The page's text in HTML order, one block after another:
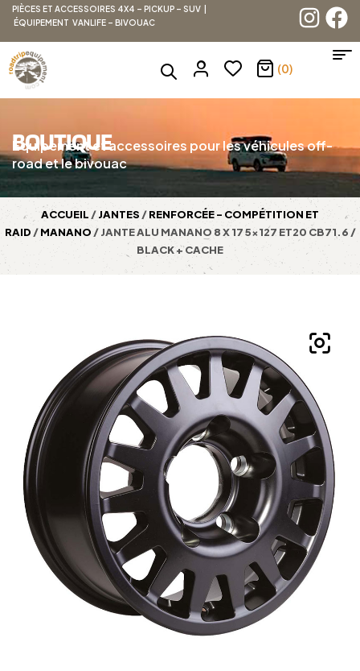
PIÈCES ET ACCESSOIRES 4X4 – PICKUP – SUV |
ÉQUIPEMENT VANLIFE – BIVOUAC
(0)
BOUTIQUE
Équipement et accessoires pour les véhicules off-
road et le bivouac
ACCUEIL /JANTES /RENFORCÉE - COMPÉTITION ET
RAID /MANANO / JANTE ALU MANANO 8 X 17 5×127 ET20 CB71.6 /
BLACK + CACHE